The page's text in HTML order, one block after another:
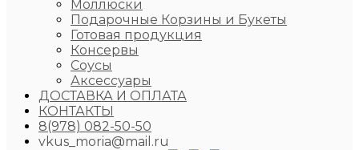
Моллюски
Подарочные Корзины и Букеты
Готовая продукция
Консервы
Соусы
Аксессуары
ДОСТАВКА И ОПЛАТА
КОНТАКТЫ
8(978) 082-50-50
vkus_moria@mail.ru